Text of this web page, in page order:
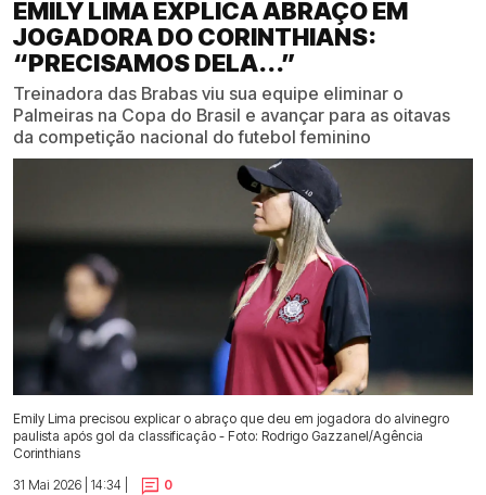
EMILY LIMA EXPLICA ABRAÇO EM
JOGADORA DO CORINTHIANS:
“PRECISAMOS DELA...”
Treinadora das Brabas viu sua equipe eliminar o
Palmeiras na Copa do Brasil e avançar para as oitavas
da competição nacional do futebol feminino
Emily Lima precisou explicar o abraço que deu em jogadora do alvinegro
paulista após gol da classificação - Foto: Rodrigo Gazzanel/Agência
Corinthians
31 Mai 2026 | 14:34 |
0